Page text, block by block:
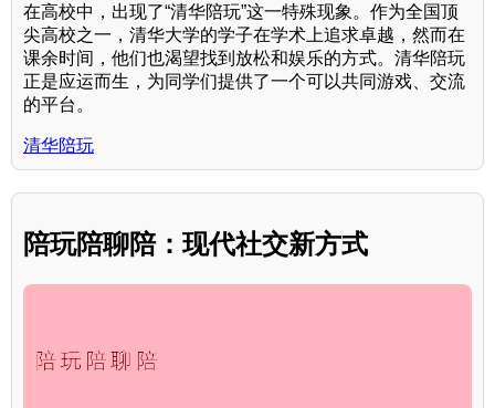
在高校中，出现了“清华陪玩”这一特殊现象。作为全国顶
尖高校之一，清华大学的学子在学术上追求卓越，然而在
课余时间，他们也渴望找到放松和娱乐的方式。清华陪玩
正是应运而生，为同学们提供了一个可以共同游戏、交流
的平台。
清华陪玩
陪玩陪聊陪：现代社交新方式